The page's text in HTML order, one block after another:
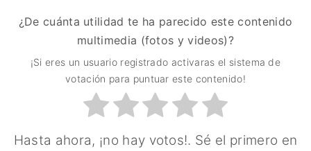
¿De cuánta utilidad te ha parecido este contenido
multimedia (fotos y videos)?
¡Si eres un usuario registrado activaras el sistema de
votación para puntuar este contenido!
Hasta ahora, ¡no hay votos!. Sé el primero en